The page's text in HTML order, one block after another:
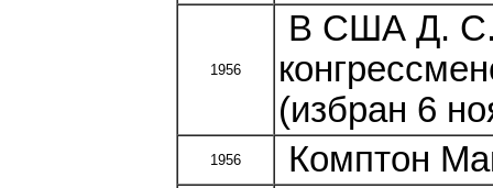
1956
В США Д. С.
(избран 6
1956 Комптон